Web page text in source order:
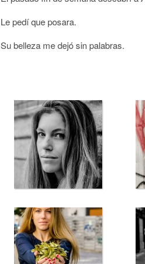
Le pedí que posara.
Su belleza me dejó sin palabras.